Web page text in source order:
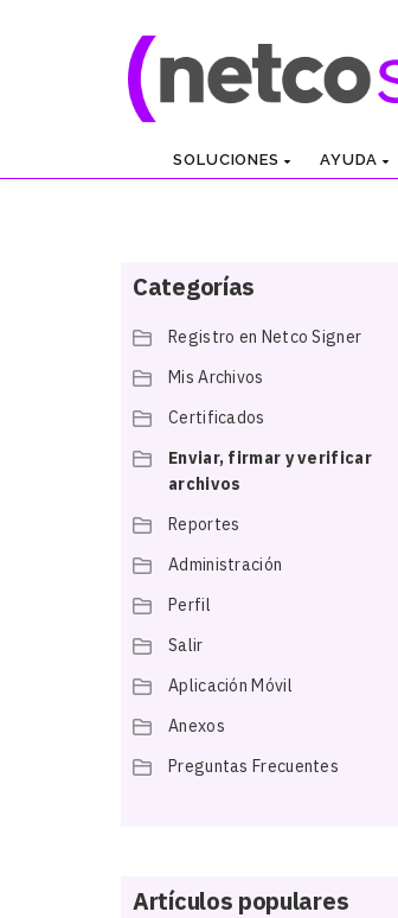
SOLUCIONES AYUDA
Categorías
Registro en Netco Signer
Mis Archivos
Certificados
Enviar, firmar y verificar
archivos
Reportes
Administración
Perfil
Salir
Aplicación Móvil
Anexos
Preguntas Frecuentes
Artículos populares